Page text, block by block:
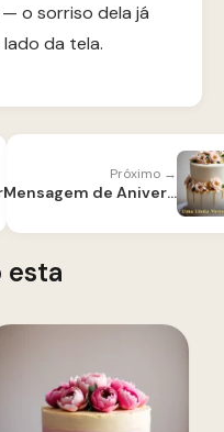
o sorriso dela já
da tela.
Palavras de Aniversário para Mãe
Próximo →
Linda Mensagem de Aniversário para Mãe
esta